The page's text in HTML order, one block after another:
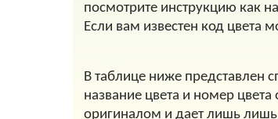
посмотрите инструкцию как
Если вам известен код цвета
В таблице ниже представлен
название цвета и номер
оригиналом и дает лишь лишь